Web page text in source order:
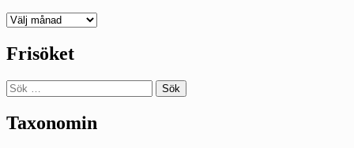
Deepedition
Frisöket
Sök
efter:
Taxonomin